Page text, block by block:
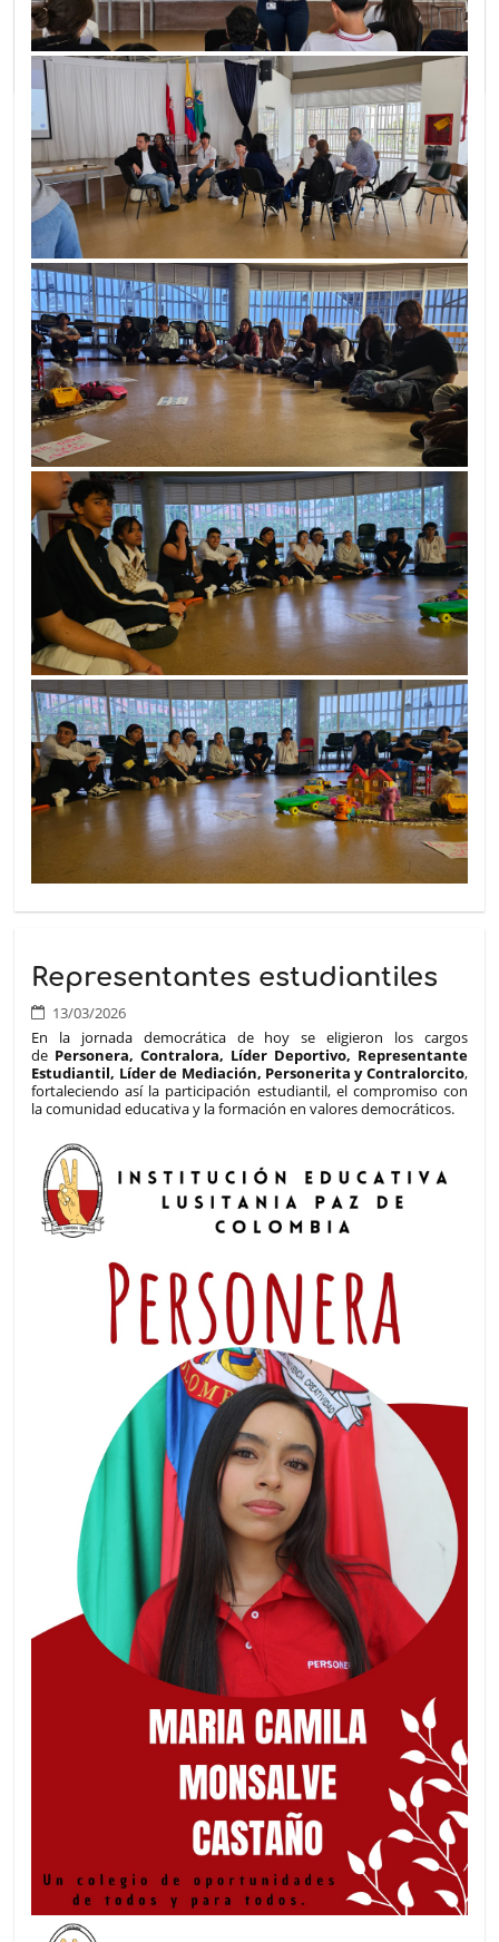
Representantes estudiantiles
13/03/2026
En la jornada democrática de hoy se eligieron los cargos
de Personera, Contralora, Líder Deportivo, Representante
Estudiantil, Líder de Mediación, Personerita y Contralorcito,
fortaleciendo así la participación estudiantil, el compromiso con
la comunidad educativa y la formación en valores democráticos.